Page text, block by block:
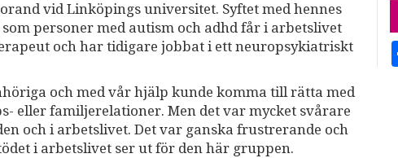
vid Linköpings universitet. Syftet med hennes
personer med autism och adhd får i arbetslivet
och har tidigare jobbat i ett neuropsykiatriskt
och med vår hjälp kunde komma till rätta med
eller familjerelationer. Men det var mycket svårare
och i arbetslivet. Det var ganska frustrerande och
i arbetslivet ser ut för den här gruppen.